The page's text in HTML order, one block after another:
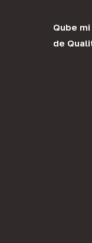
Qube mi
de